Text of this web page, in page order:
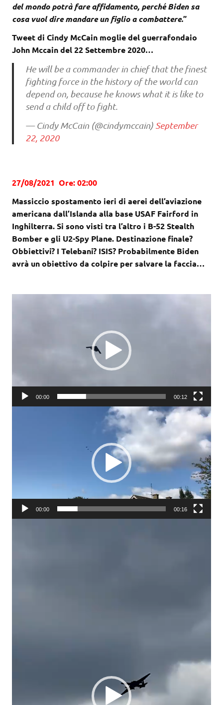
del mondo potrà fare affidamento, perché Biden sa
cosa vuol dire mandare un figlio a combattere.”
Tweet di Cindy McCain moglie del guerrafondaio
John Mccain del 22 Settembre 2020…
He will be a commander in chief that the finest
fighting force in the history of the world can
depend on, because he knows what it is like to
send a child off to fight.
— Cindy McCain (@cindymccain) September
22, 2020
27/08/2021 Ore: 02:00
Massiccio spostamento ieri di aerei dell’aviazione
americana dall’Islanda alla base USAF Fairford in
Inghilterra. Si sono visti tra l’altro i B-52 Stealth
Bomber e gli U2-Spy Plane. Destinazione finale?
Obbiettivi? I Telebani? ISIS? Probabilmente Biden
avrà un obiettivo da colpire per salvare la faccia…
00:00 00:12
00:00 00:16